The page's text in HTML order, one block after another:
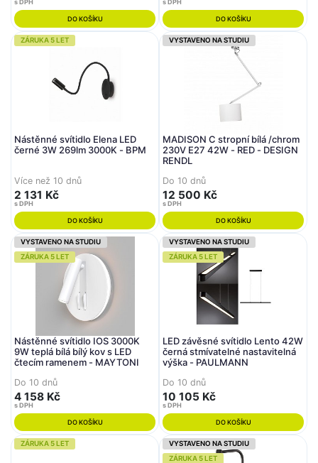
s DPH
DO KOŠÍKU
s DPH
DO KOŠÍKU
ZÁRUKA 5 LET
Nástěnné svítidlo Elena LED
černé 3W 269lm 3000K - BPM
Více než 10 dnů
2 131 Kč
s DPH
DO KOŠÍKU
VYSTAVENO NA STUDIU
MADISON C stropní bílá /chrom
230V E27 42W - RED - DESIGN
RENDL
Do 10 dnů
12 500 Kč
s DPH
DO KOŠÍKU
VYSTAVENO NA STUDIU
ZÁRUKA 5 LET
Nástěnné svítidlo IOS 3000K
9W teplá bílá bílý kov s LED
čtecím ramenem - MAYTONI
Do 10 dnů
4 158 Kč
s DPH
DO KOŠÍKU
VYSTAVENO NA STUDIU
ZÁRUKA 5 LET
LED závěsné svítidlo Lento 42W
černá stmívatelné nastavitelná
výška - PAULMANN
Do 10 dnů
10 105 Kč
s DPH
DO KOŠÍKU
ZÁRUKA 5 LET
VYSTAVENO NA STUDIU
ZÁRUKA 5 LET